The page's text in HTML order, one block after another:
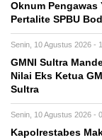
Oknum
Pertalite SPBU
Senin, 10 Agustus 2026 -
GMNI Sultra
Nilai Eks Ketua
Sultra
Senin, 10 Agustus 2026 -
Kapolrestabes